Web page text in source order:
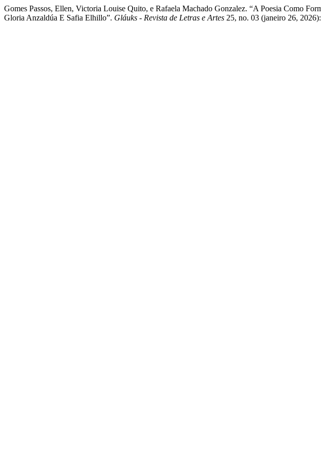
Gomes Passos, Ellen, Victoria Louise Quito, e Rafaela Machado Gonzalez. “A Poesia Como
Gloria Anzaldúa E Safia Elhillo”. Gláuks - Revista de Letras e Artes 25, no. 03 (janeiro 26,